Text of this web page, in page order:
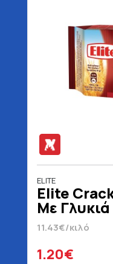
ELITE
Elite
Με
11.43€/κιλό
1.20€